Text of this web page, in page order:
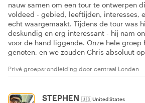
nauw samen om een tour te ontwerpen
voldeed - gebied, leeftijden, interesses,
echt waargemaakt. Tijdens de tour was
deskundig en erg interessant - hij nam
voor de hand liggende. Onze hele groep
genoten, en we zouden Chris absoluut
Privé groepsrondleiding door centraal Londen
STEPHEN 🇺🇸United States